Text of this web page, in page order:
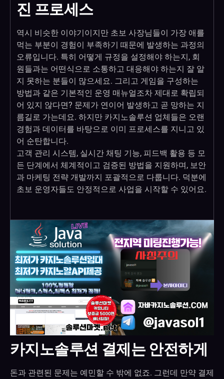
진 프로세스
역시 비슷한 이야기이지만 초보 사장님들이 가장 애를
먹는 부분이 경험이 부족하기 때문에 발생하는 과정의
오류입니다. 특히 어떻게 규정을 설정해야 하는지, 회
원들과는 어떤식으로 소통하고 대응해야 하는지 잘 알
지 못하는 분들이 많으세요. 그리고 게임을 구성하는
방법과 같은 기본적인 운영 매뉴얼조차 제대로 확립되
어 있지 않다면? 문제가 연이어 발생하고 곧 망하는 지
름길로 가는데요. 하지만 카지노솔루션 업체들은 오랜
경험과 데이터를 바탕으로 이미 프로세스를 지니고 있
어 순탄합니다.
고객 관리 시스템, 실시간 채팅 기능, 피드백 활용 등 모
든 단계에서 체계적이고 검증된 방법을 지원하며, 보안
과 마케팅 전략 개발까지 포괄적으로 다룹니다. 덕분에
초보 운영자들도 안정적으로 사업을 시작할 수 있어요.
카지노솔루션 결제는 안전하게
돈과 관련된 문제는 예민할 수 밖에 없죠. 그런데 만약 결제